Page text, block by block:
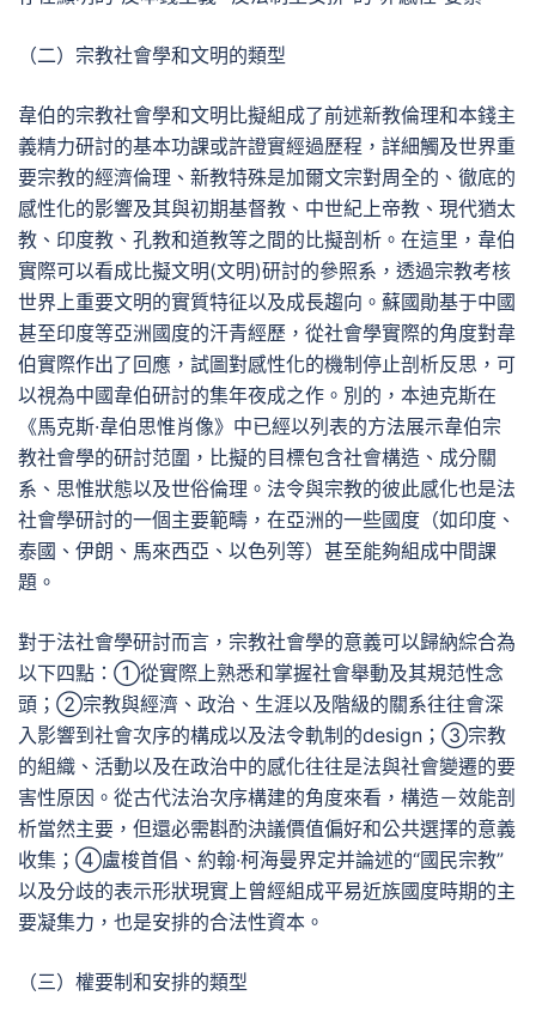
（二）宗教社會學和文明的類型
韋伯的宗教社會學和文明比擬組成了前述新教倫理和本錢主
義精力研討的基本功課或許證實經過歷程，詳細觸及世界重
要宗教的經濟倫理、新教特殊是加爾文宗對周全的、徹底的
感性化的影響及其與初期基督教、中世紀上帝教、現代猶太
教、印度教、孔教和道教等之間的比擬剖析。在這里，韋伯
實際可以看成比擬文明(文明)研討的參照系，透過宗教考核
世界上重要文明的實質特征以及成長趨向。蘇國勛基于中國
甚至印度等亞洲國度的汗青經歷，從社會學實際的角度對韋
伯實際作出了回應，試圖對感性化的機制停止剖析反思，可
以視為中國韋伯研討的集年夜成之作。別的，本迪克斯在
《馬克斯·韋伯思惟肖像》中已經以列表的方法展示韋伯宗
教社會學的研討范圍，比擬的目標包含社會構造、成分關
系、思惟狀態以及世俗倫理。法令與宗教的彼此感化也是法
社會學研討的一個主要範疇，在亞洲的一些國度（如印度、
泰國、伊朗、馬來西亞、以色列等）甚至能夠組成中間課
題。
對于法社會學研討而言，宗教社會學的意義可以歸納綜合為
以下四點：①從實際上熟悉和掌握社會舉動及其規范性念
頭；②宗教與經濟、政治、生涯以及階級的關系往往會深
入影響到社會次序的構成以及法令軌制的design；③宗教
的組織、活動以及在政治中的感化往往是法與社會變遷的要
害性原因。從古代法治次序構建的角度來看，構造－效能剖
析當然主要，但還必需斟酌決議價值偏好和公共選擇的意義
收集；④盧梭首倡、約翰·柯海曼界定并論述的“國民宗教”
以及分歧的表示形狀現實上曾經組成平易近族國度時期的主
要凝集力，也是安排的合法性資本。
（三）權要制和安排的類型